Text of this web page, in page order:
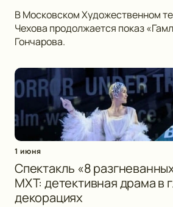
В Московском Художественном
Чехова продолжается показ
Гончарова.
1 июня
Спектакль «8
МХТ: детективная драма в
декорациях